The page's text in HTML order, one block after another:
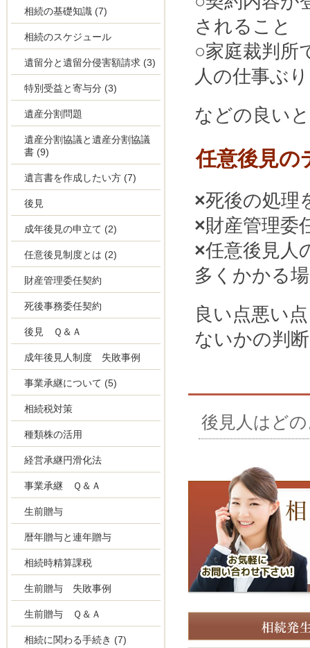
されること
○家庭裁判所
人の仕事ぶ
などの良い
任意後見の
×死後の処理
×財産管理委
×任意後見人
多くかかる
良い点悪い
ないかの判
後見人はど
相続の基礎知識 (7)
相続のスケジュール
遺留分と遺留分侵害額請求 (3)
特別受益と寄与分 (3)
遺産分割問題
遺産分割協議と遺産分割協議
書 (9)
遺言書を作成したい方 (7)
後見
成年後見の申立て (2)
任意後見制度とは (2)
財産管理委任契約
死後事務委任契約
後見 Ｑ＆Ａ
成年後見人制度 失敗事例
事業承継について (5)
相続税対策
種類株の活用
経営承継円滑化法
事業承継 Ｑ＆Ａ
生前贈与
暦年贈与と連年贈与
相続時精算課税
生前贈与 失敗事例
生前贈与 Ｑ＆Ａ
相続に関わる手続き (7)